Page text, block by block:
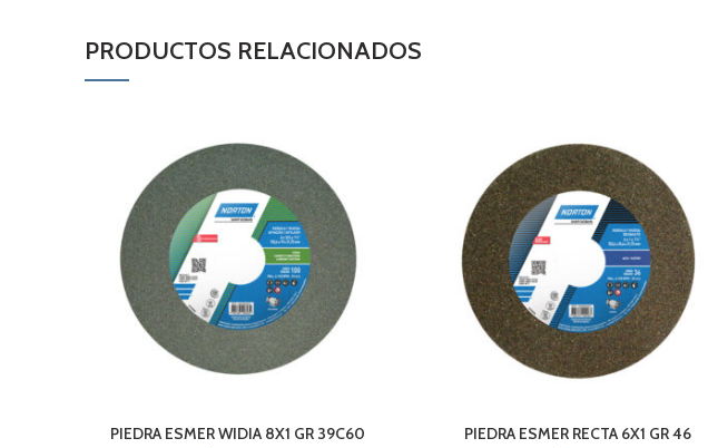
PRODUCTOS RELACIONADOS
PIEDRA ESMER WIDIA 8X1 GR 39C60
PIEDRA ESMER RECTA 6X1 GR 46